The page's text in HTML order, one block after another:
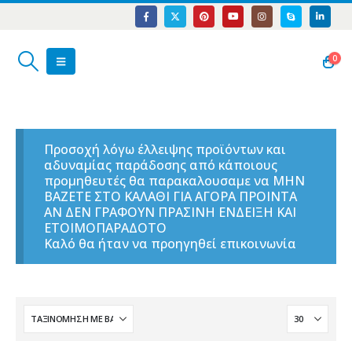
0
Προσοχή λόγω έλλειψης προϊόντων και
αδυναμίας παράδοσης από κάποιους
προμηθευτές θα παρακαλουσαμε να ΜΗΝ
ΒΑΖΕΤΕ ΣΤΟ ΚΑΛΑΘΙ ΓΙΑ ΑΓΟΡΑ ΠΡΟΙΝΤΑ
ΑΝ ΔΕΝ ΓΡΑΦΟΥΝ ΠΡΑΣΙΝΗ ΕΝΔΕΙΞΗ ΚΑΙ
ΕΤΟΙΜΟΠΑΡΑΔΟΤΟ
Καλό θα ήταν να προηγηθεί επικοινωνία